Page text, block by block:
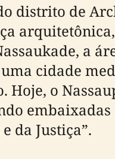
distrito de
a
cidade
Hoje, o
da Justiça”.